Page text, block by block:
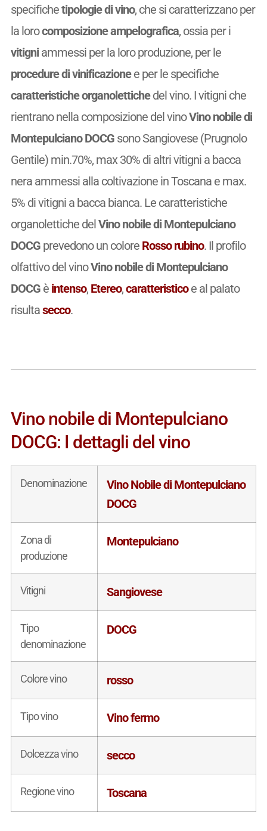
specifichetipologie di vino, che si caratterizzano per
la lorocomposizione ampelografica, ossia per i
vitigniammessi per la loro produzione, per le
procedure di vinificazionee per le specifiche
caratteristiche organolettichedel vino. I vitigni che
rientrano nella composizione del vinoVino nobile di
Montepulciano DOCGsono Sangiovese (Prugnolo
Gentile) min.70%, max 30% di altri vitigni a bacca
nera ammessi alla coltivazione in Toscana e max.
5% di vitigni a bacca bianca. Le caratteristiche
organolettiche delVino nobile di Montepulciano
DOCGprevedono un colore Rosso rubino. Il profilo
olfattivo del vinoVino nobile di Montepulciano
DOCGè intenso, Etereo,caratteristicoe al palato
risultasecco.
Vino nobile di Montepulciano
DOCG: I dettagli del vino
Denominazione
Vino Nobile di Montepulciano
DOCG
Zona di
produzione
Montepulciano
Vitigni Sangiovese
Tipo
denominazione
DOCG
Colore vino rosso
Tipo vino Vino fermo
Dolcezza vino secco
Regione vino Toscana